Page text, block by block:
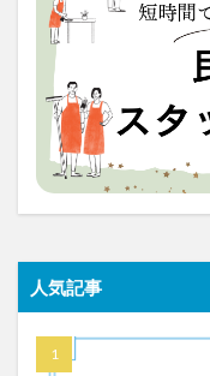
人気記事